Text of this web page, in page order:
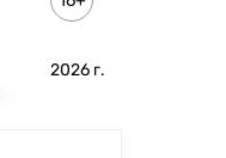
2026 г.